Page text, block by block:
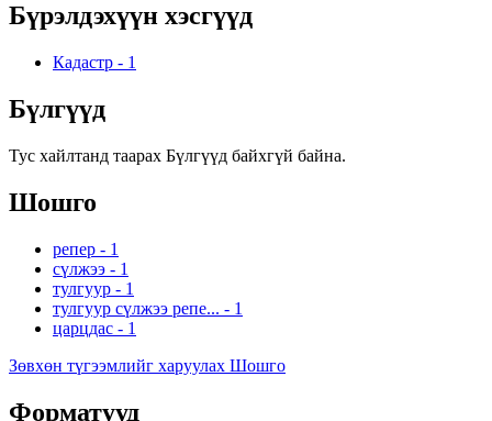
Бүрэлдэхүүн хэсгүүд
Кадастр - 1
Бүлгүүд
Тус хайлтанд таарах Бүлгүүд байхгүй байна.
Шошго
репер - 1
сүлжээ - 1
тулгуур - 1
тулгуур сүлжээ репе... - 1
царцдас - 1
Зөвхөн түгээмлийг харуулах Шошго
Форматууд